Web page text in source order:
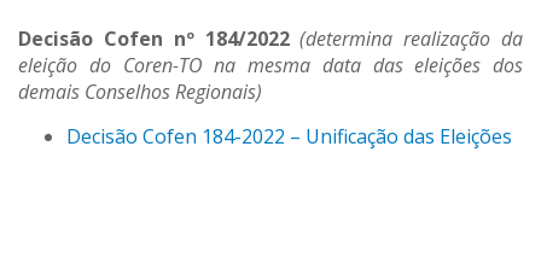
Decisão Cofen nº 184/2022(determina realização da
eleição do Coren-TO na mesma data das eleições dos
demais Conselhos Regionais)
Decisão Cofen 184-2022 – Unificação das Eleições